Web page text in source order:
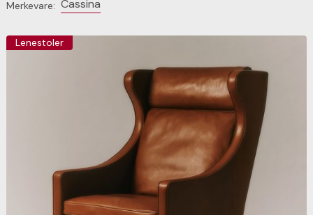
Merkevare: Cassina
Lenestoler